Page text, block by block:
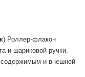
) Роллер-флакон
и шариковой ручки.
содержимым и внешней